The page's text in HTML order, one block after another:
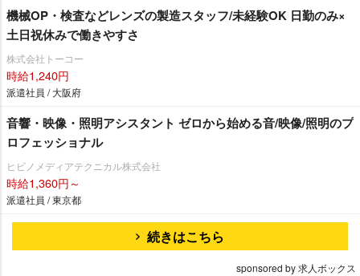
機械OP・検査などレンズの製造スタッフ/未経験OK 日勤のみ×
土日祝休みで働きやすさ
株式会社トーコー
時給1,240円
派遣社員 / 大阪府
音響・映像・照明アシスタント ゼロから始める音/映像/照明のプ
ロフェッショナル
ヒビノメディアテクニカル株式会社
時給1,360円～
派遣社員 / 東京都
続きはこちら
sponsored by 求人ボックス